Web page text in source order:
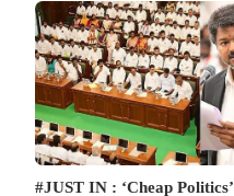
#JUST IN : ‘Cheap Politics’